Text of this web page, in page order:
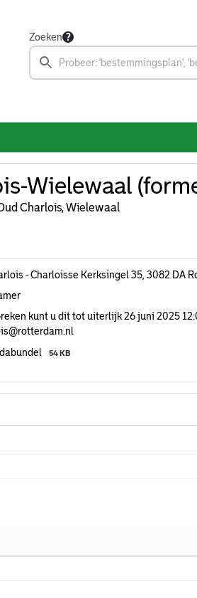
Zoeken
Wielewaal
Charlois, Wielewaal
- Charloisse Kerksingel 35, 3082 DA
kunt u dit tot uiterlijk 26 juni 2025
54 KB